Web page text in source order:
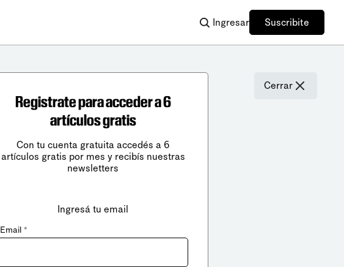
Ingresar Suscribite
Cerrar
Registrate para acceder a 6
artículos gratis
Con tu cuenta gratuita accedés a 6
artículos gratis por mes y recibís nuestras
newsletters
Ingresá tu email
Email *